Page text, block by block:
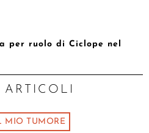
per ruolo di Ciclope nel
ARTICOLI
MIO TUMORE